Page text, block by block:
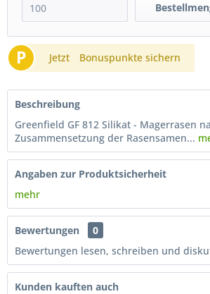
P Jetzt Bonuspunkte sichern
Beschreibung
Greenfield GF 812 Silikat - Magerrasen
Zusammensetzung der Rasensamen...
Angaben zur Produktsicherheit
mehr
Bewertungen
0
Bewertungen lesen, schreiben und
Kunden kauften auch